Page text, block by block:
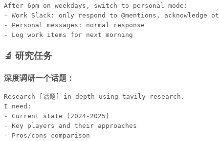
After 6pm on weekdays, switch to personal mode:
- Work Slack: only respond to @mentions, acknowledge
- Personal messages: normal response
🔬 研究任务
深度调研一个话题：
Research [话题] in depth using tavily-research.
I need:
- Current state (2024-2025)
- Key players and their approaches
- Pros/cons comparison